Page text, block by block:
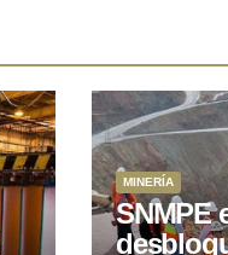
MINERÍA
SNMPE